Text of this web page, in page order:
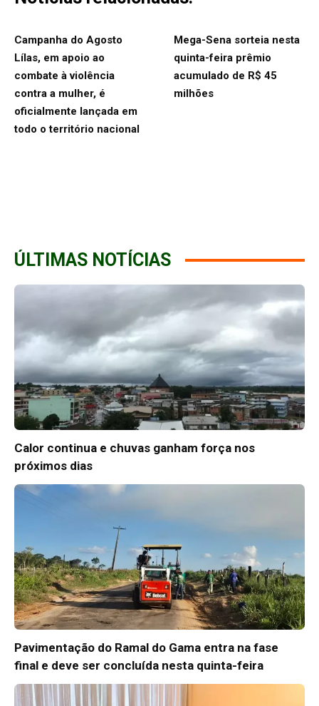
Campanha do Agosto
Lílas, em apoio ao
combate à violência
contra a mulher, é
oficialmente lançada em
todo o território nacional
Mega-Sena sorteia nesta
quinta-feira prêmio
acumulado de R$ 45
milhões
ÚLTIMAS NOTÍCIAS
Calor continua e chuvas ganham força nos
próximos dias
Pavimentação do Ramal do Gama entra na fase
final e deve ser concluída nesta quinta-feira